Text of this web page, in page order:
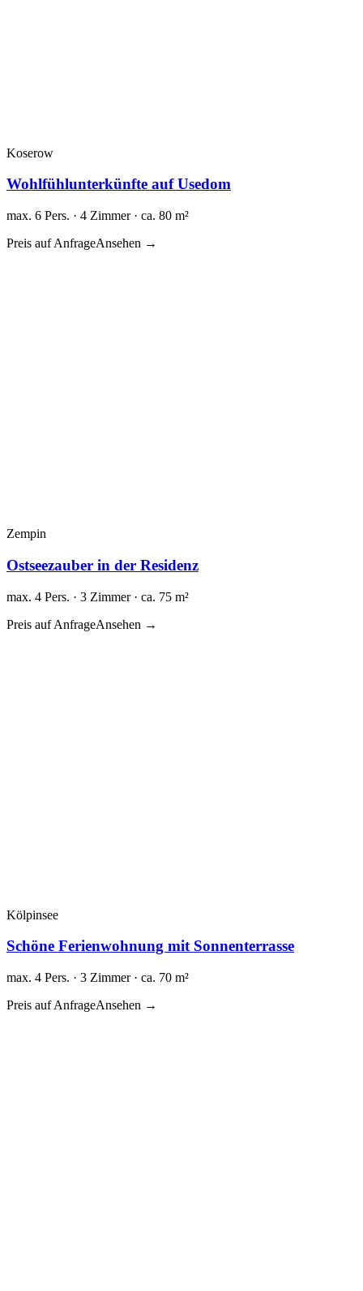
Koserow
Wohlfühlunterkünfte auf Usedom
max. 6 Pers. · 4 Zimmer · ca. 80 m²
Preis auf AnfrageAnsehen →
Zempin
Ostseezauber in der Residenz
max. 4 Pers. · 3 Zimmer · ca. 75 m²
Preis auf AnfrageAnsehen →
Kölpinsee
Schöne Ferienwohnung mit Sonnenterrasse
max. 4 Pers. · 3 Zimmer · ca. 70 m²
Preis auf AnfrageAnsehen →